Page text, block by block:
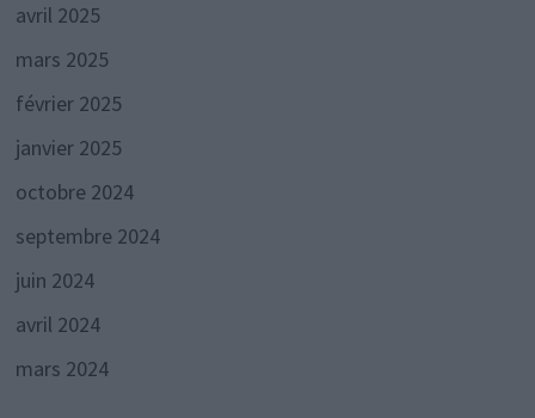
avril 2025
mars 2025
février 2025
janvier 2025
octobre 2024
septembre 2024
juin 2024
avril 2024
mars 2024